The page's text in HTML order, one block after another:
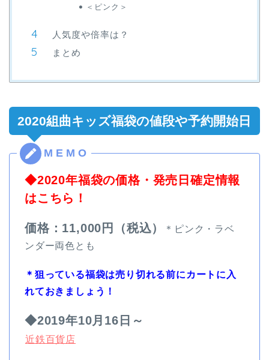
＜ピンク＞
人気度や倍率は？
まとめ
2020組曲キッズ福袋の値段や予約開始日
◆2020年福袋の価格・発売日確定情報
はこちら！
価格：11,000円（税込）
＊ピンク・ラベ
ンダー両色とも
＊狙っている福袋は売り切れる前にカートに入
れておきましょう！
◆2019年10月16日～
近鉄百貨店